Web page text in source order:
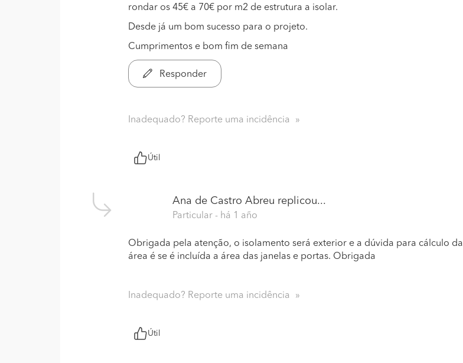
rondar os 45€ a 70€ por m2 de estrutura a isolar.
Desde já um bom sucesso para o projeto.
Cumprimentos e bom fim de semana
Responder
Inadequado? Reporte uma incidência
Útil
Ana de Castro Abreu replicou...
Particular - há 1 año
Obrigada pela atenção, o isolamento será exterior e a dúvida para cálculo da
área é se é incluída a área das janelas e portas. Obrigada
Inadequado? Reporte uma incidência
Útil